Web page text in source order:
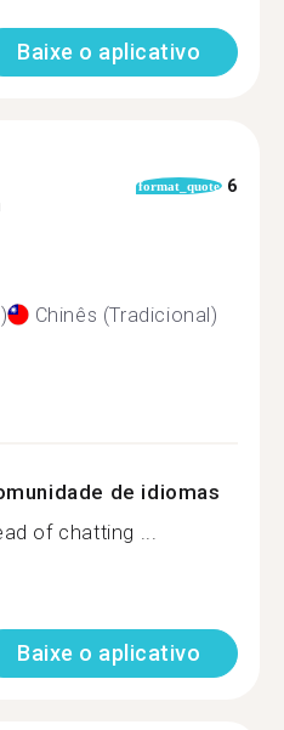
Baixe o aplicativo
format_quote 6
Chinês (Tradicional)
de idiomas
of chatting ...
Baixe o aplicativo